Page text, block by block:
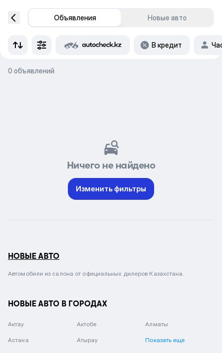
Объявления Новые авто
В кредит
0 объявлений
Ничего не найдено
Изменить фильтры
НОВЫЕ АВТО
Автомобили из салона от официальных дилеров Казахстана.
НОВЫЕ АВТО В ГОРОДАХ
Актау Актобе Алматы
Астана Атырау Показать еще